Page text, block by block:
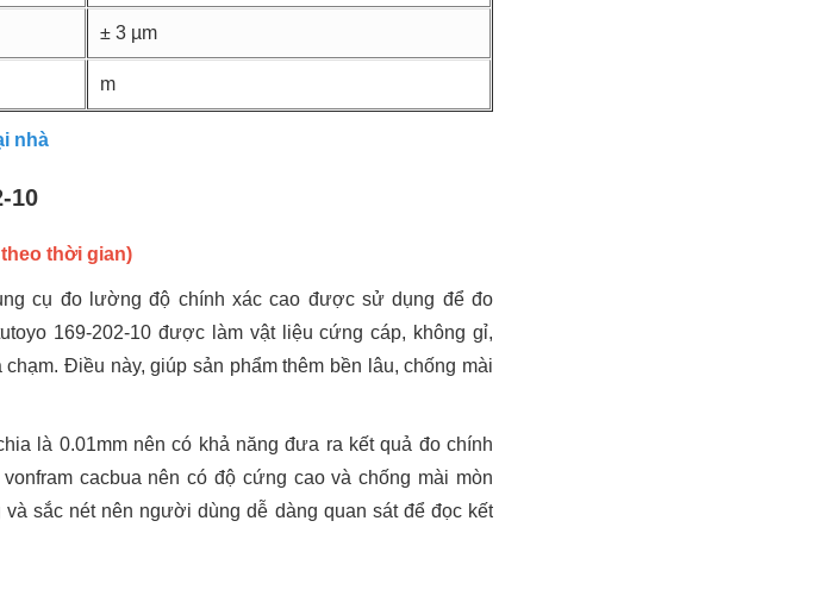
± 3 µm
m
nhà
10
thời gian)
cụ đo lường độ chính xác cao được sử dụng để đo
169-202-10 được làm vật liệu cứng cáp, không gỉ,
Điều này, giúp sản phẩm thêm bền lâu, chống mài
là 0.01mm nên có khả năng đưa ra kết quả đo chính
cacbua nên có độ cứng cao và chống mài mòn
sắc nét nên người dùng dễ dàng quan sát để đọc kết